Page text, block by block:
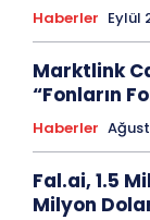
Haberler Eylül
Marktlink
“Fonların
Haberler
Fal.ai, 1.5
Milyon